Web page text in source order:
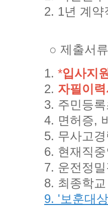
2. 1년 계
○ 제출서류
1. *입사지
2. 자필이
3. 주민등
4. 면허증,
5. 무사고
6. 현재직
7. 운전정
8. 최종학
9. '보훈대